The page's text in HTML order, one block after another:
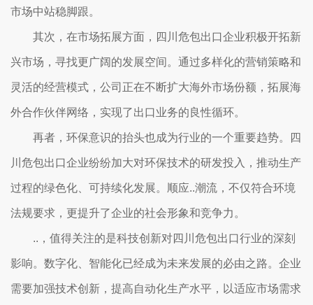
市场中站稳脚跟。
其次，在市场拓展方面，四川危包出口企业积极开拓新
兴市场，寻找更广阔的发展空间。通过多样化的营销策略和
灵活的经营模式，公司正在不断扩大海外市场份额，拓展海
外合作伙伴网络，实现了出口业务的良性循环。
再者，环保意识的抬头也成为行业的一个重要趋势。四
川危包出口企业纷纷加大对环保技术的研发投入，推动生产
过程的绿色化、可持续化发展。顺应..潮流，不仅符合环境
法规要求，更提升了企业的社会形象和竞争力。
..，值得关注的是科技创新对四川危包出口行业的深刻
影响。数字化、智能化已经成为未来发展的必由之路。企业
需要加强技术创新，提高自动化生产水平，以适应市场需求